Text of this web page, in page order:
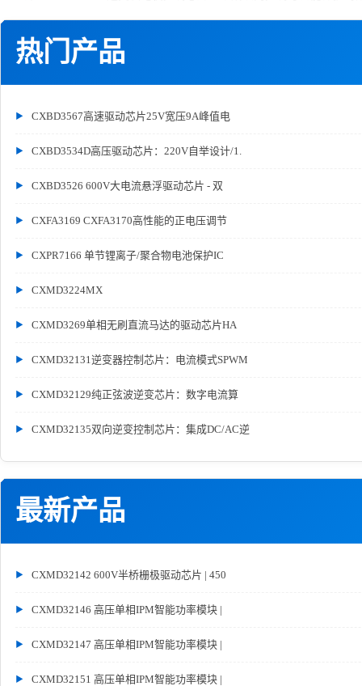
热门产品
CXBD3567高速驱动芯片25V宽压9A峰值电
CXBD3534D高压驱动芯片：220V自举设计/1.
CXBD3526 600V大电流悬浮驱动芯片 - 双
CXFA3169 CXFA3170高性能的正电压调节
CXPR7166 单节锂离子/聚合物电池保护IC
CXMD3224MX
CXMD3269单相无刷直流马达的驱动芯片HA
CXMD32131逆变器控制芯片：电流模式SPWM
CXMD32129纯正弦波逆变芯片：数字电流算
CXMD32135双向逆变控制芯片：集成DC/AC逆
最新产品
CXMD32142 600V半桥栅极驱动芯片 | 450
CXMD32146 高压单相IPM智能功率模块 |
CXMD32147 高压单相IPM智能功率模块 |
CXMD32151 高压单相IPM智能功率模块 |